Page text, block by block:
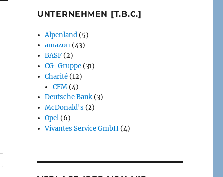
UNTERNEHMEN [T.B.C.]
Alpenland (5)
amazon (43)
BASF (2)
CG-Gruppe (31)
Charité (12)
CFM (4)
Deutsche Bank (3)
McDonald's (2)
Opel (6)
Vivantes Service GmbH (4)